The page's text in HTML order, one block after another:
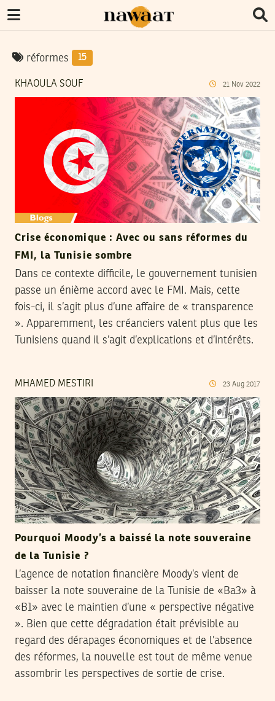
réformes 15
KHAOULA SOUF 21 Nov 2022
Crise économique : Avec ou sans réformes du
FMI, la Tunisie sombre
Dans ce contexte difficile, le gouvernement tunisien
passe un énième accord avec le FMI. Mais, cette
fois-ci, il s’agit plus d’une affaire de « transparence
». Apparemment, les créanciers valent plus que les
Tunisiens quand il s’agit d’explications et d’intérêts.
MHAMED MESTIRI 23 Aug 2017
Pourquoi Moody’s a baissé la note souveraine
de la Tunisie ?
L’agence de notation financière Moody’s vient de
baisser la note souveraine de la Tunisie de «Ba3» à
«B1» avec le maintien d’une « perspective négative
». Bien que cette dégradation était prévisible au
regard des dérapages économiques et de l’absence
des réformes, la nouvelle est tout de même venue
assombrir les perspectives de sortie de crise.